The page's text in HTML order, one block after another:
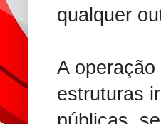
qualquer
A
estruturas